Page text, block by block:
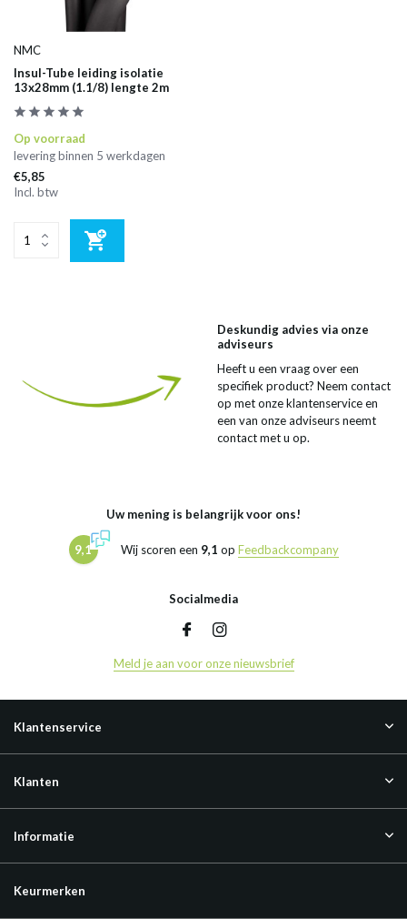
NMC
Insul-Tube leiding isolatie
13x28mm (1.1/8) lengte 2m
Op voorraad
levering binnen 5 werkdagen
€5,85
Incl. btw
Deskundig advies via onze
adviseurs
Heeft u een vraag over een
specifiek product? Neem contact
op met onze klantenservice en
een van onze adviseurs neemt
contact met u op.
Uw mening is belangrijk voor ons!
9,1 Wij scoren een 9,1 op Feedbackcompany
Socialmedia
Meld je aan voor onze nieuwsbrief
Klantenservice
Klanten
Informatie
Keurmerken